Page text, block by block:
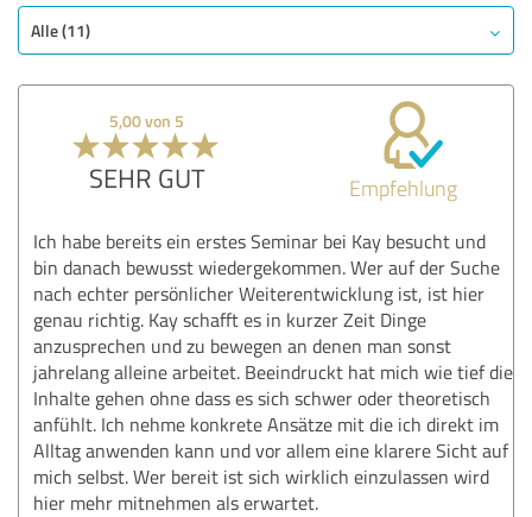
Alle (11)
5,00 von 5
SEHR GUT Empfehlung
Ich habe bereits ein erstes Seminar bei Kay besucht und
bin danach bewusst wiedergekommen. Wer auf der Suche
nach echter persönlicher Weiterentwicklung ist, ist hier
genau richtig. Kay schafft es in kurzer Zeit Dinge
anzusprechen und zu bewegen an denen man sonst
jahrelang alleine arbeitet. Beeindruckt hat mich wie tief die
Inhalte gehen ohne dass es sich schwer oder theoretisch
anfühlt. Ich nehme konkrete Ansätze mit die ich direkt im
Alltag anwenden kann und vor allem eine klarere Sicht auf
mich selbst. Wer bereit ist sich wirklich einzulassen wird
hier mehr mitnehmen als erwartet.